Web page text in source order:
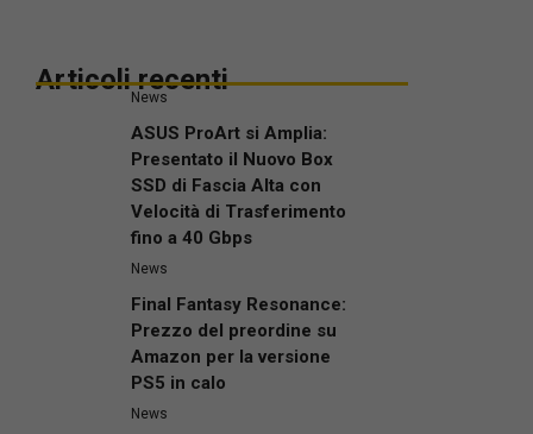
Articoli recenti
News
ASUS ProArt si Amplia:
Presentato il Nuovo Box
SSD di Fascia Alta con
Velocità di Trasferimento
fino a 40 Gbps
News
Final Fantasy Resonance:
Prezzo del preordine su
Amazon per la versione
PS5 in calo
News